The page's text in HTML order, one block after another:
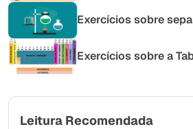
Exercícios sobre
Exercícios sobre a
Leitura Recomendada